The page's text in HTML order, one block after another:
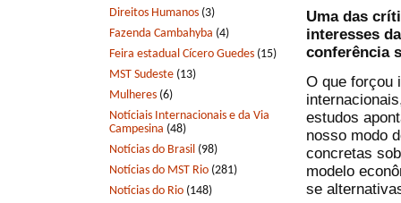
Direitos Humanos (3)
Fazenda Cambahyba (4)
Feira estadual Cícero Guedes (15)
MST Sudeste (13)
Mulheres (6)
Notíciais Internacionais e da Via
Campesina (48)
Notícias do Brasil (98)
Notícias do MST Rio (281)
Notícias do Rio (148)
Uma das
interesses
conferência
O que forçou
estudos
nosso modo
concretas
modelo
se